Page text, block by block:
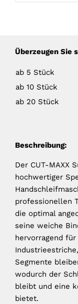
Überzeugen Sie
ab 5 Stück
ab 10 Stück
ab 20 Stück
Beschreibung:
Der CUT-MAXX
hochwertiger
professionellen
die optimal
seine weiche
hervorragend
Segmente
wodurch der
bleibt und eine
bietet.